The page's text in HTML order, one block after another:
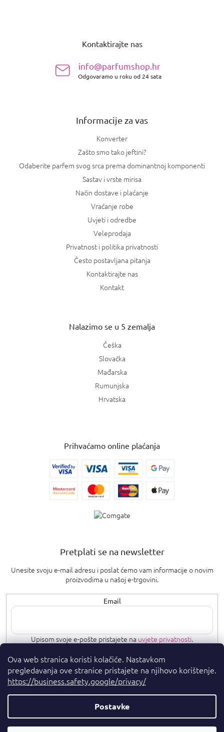
Ova web stranica koristi kolačiće. Nastavkom
pregledavanja ove stranice pristajete na njihovo korištenje.
https://business.safety.google/privacy/
Postavke
Kontaktirajte nas
info@parfumshop.hr
Odgovaramo u roku od 24 sata
Informacije za vas
Konverter
Zašto smo tako jeftini?
Odaberite parfem svog srca prema dominantnoj komponenti
Sastav i vrste mirisa
Način dostave i plaćanje
Vraćanje robe
Uvjeti i odredbe
Veleprodaja
Privatnost i politika privatnosti
Često postavljana pitanja
Kontaktirajte nas
Kontakt
Nalazimo se u 5 zemalja
Češka
Slovačka
Mađarska
Rumunjska
Hrvatska
Prihvaćamo online plaćanja
Pretplati se na newsletter
Unesite svoju e-mail adresu i poslat ćemo vam informacije o novim
proizvodima u našoj e-trgovini.
Email
Upisom svoje e-pošte pristajete nauvjete privatnosti.
PRETPLATI SE
Autorska prava 2026Parfumshop.hr. Sva prava pridržana.